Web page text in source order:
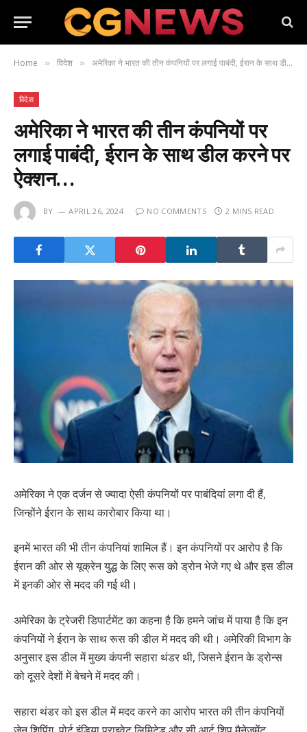
Home » विदेश » अमेरिका ने भारत की तीन कंपनियों पर लगाई पाबंदी, ईरान के साथ डील करने पर ऐक्शन…
विदेश
अमेरिका ने भारत की तीन कंपनियों पर
लगाई पाबंदी, ईरान के साथ डील करने पर
ऐक्शन…
BY APRIL 26, 2024 NO COMMENTS 2 MINS READ
अमेरिका ने एक दर्जन से ज्यादा ऐसी कंपनियों पर पाबंदियां लगा दी हैं,
जिन्होंने ईरान के साथ कारोबार किया था।
इनमें भारत की भी तीन कंपनियां शामिल हैं। इन कंपनियों पर आरोप है कि
ईरान की ओर से यूक्रेन युद्ध के लिए रूस को ड्रोन भेजे गए थे और इस डील
में इनकी ओर से मदद की गई थी।
अमेरिका के ट्रेजरी डिपार्टमेंट का कहना है कि हमने जांच में पाया है कि इन
कंपनियों ने ईरान के साथ रूस की डील में मदद की थी। अमेरिकी विभाग के
अनुसार इस डील में मुख्य कंपनी सहारा थंडर थी, जिसने ईरान के ड्रोन्स
को दूसरे देशों में बेचने में मदद की।
सहारा थंडर को इस डील में मदद करने का आरोप भारत की तीन कंपनियों